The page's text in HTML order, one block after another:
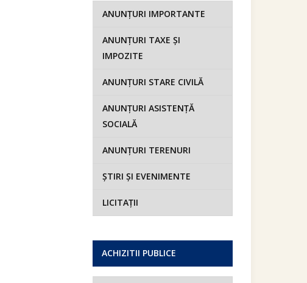
ANUNȚURI IMPORTANTE
ANUNȚURI TAXE ȘI
IMPOZITE
ANUNȚURI STARE CIVILĂ
ANUNȚURI ASISTENȚĂ
SOCIALĂ
ANUNȚURI TERENURI
ȘTIRI ȘI EVENIMENTE
LICITAȚII
ACHIZITII PUBLICE